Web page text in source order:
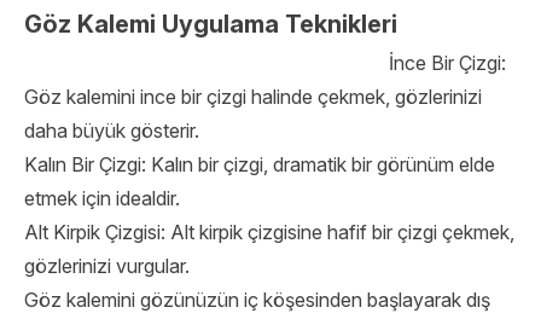
Göz Kalemi Uygulama Teknikleri
İnce Bir Çizgi:
Göz kalemini ince bir çizgi halinde çekmek, gözlerinizi
daha büyük gösterir.
Kalın Bir Çizgi: Kalın bir çizgi, dramatik bir görünüm elde
etmek için idealdir.
Alt Kirpik Çizgisi: Alt kirpik çizgisine hafif bir çizgi çekmek,
gözlerinizi vurgular.
Göz kalemini gözünüzün iç köşesinden başlayarak dış